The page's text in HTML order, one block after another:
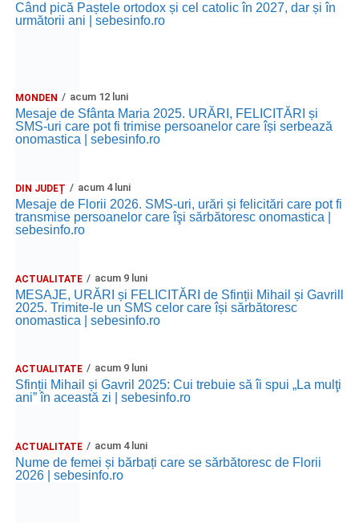
Când pică Paștele ortodox și cel catolic în 2027, dar și în
următorii ani | sebesinfo.ro
MONDEN acum 12 luni
Mesaje de Sfânta Maria 2025. URĂRI, FELICITĂRI și
SMS-uri care pot fi trimise persoanelor care își serbează
onomastica | sebesinfo.ro
DIN JUDEȚ acum 4 luni
Mesaje de Florii 2026. SMS-uri, urări și felicitări care pot fi
transmise persoanelor care îşi sărbătoresc onomastica |
sebesinfo.ro
ACTUALITATE acum 9 luni
MESAJE, URĂRI și FELICITĂRI de Sfinții Mihail și Gavrill
2025. Trimite-le un SMS celor care își sărbătoresc
onomastica | sebesinfo.ro
ACTUALITATE acum 9 luni
Sfinții Mihail și Gavril 2025: Cui trebuie să îi spui „La mulţi
ani” în această zi | sebesinfo.ro
ACTUALITATE acum 4 luni
Nume de femei și bărbați care se sărbătoresc de Florii
2026 | sebesinfo.ro